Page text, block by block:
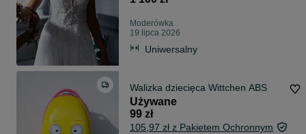
Moderówka
19 lipca 2026
Uniwersalny
Walizka dziecięca Wittchen ABS
Używane
99 zł
105,97 zł z Pakietem Ochronnym